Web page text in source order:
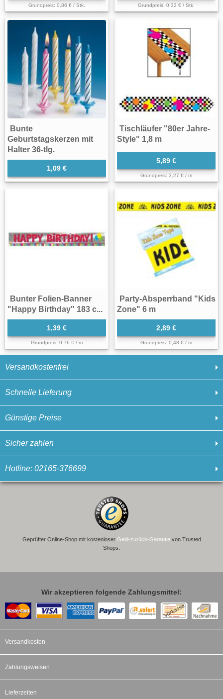
Versandkostenfrei
Schnelle Lieferung
Günstige Preise
Sicher zahlen
Hotline: 02165-376699
Grundpreis: 0,86 € / Stk. Grundpreis: 0,33 € / Stk.
Bunte
Geburtstagskerzen mit
Halter 36-tlg.
1,09 €
Tischläufer "80er Jahre-
Style" 1,8 m
5,89 €
Grundpreis: 3,27 € / m
Bunter Folien-Banner
"Happy Birthday" 183 c...
1,39 €
Grundpreis: 0,76 € / m
Party-Absperrband "Kids
Zone" 6 m
2,89 €
Grundpreis: 0,48 € / m
Geprüfter Online-Shop mit kostenloser Geld-zurück-Garantievon Trusted
Shops.
Wir akzeptieren folgende Zahlungsmittel:
Versandkosten
Zahlungsweisen
Lieferzeiten